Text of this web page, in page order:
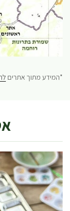
*המידע מתוך אתרים